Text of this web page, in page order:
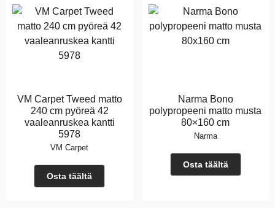
VM Carpet Tweed matto
240 cm pyöreä 42
vaaleanruskea kantti
5978
VM Carpet
Osta täältä
Narma Bono
polypropeeni matto musta
80×160 cm
Narma
Osta täältä